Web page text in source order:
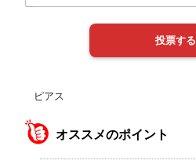
ピアス
オススメのポイント